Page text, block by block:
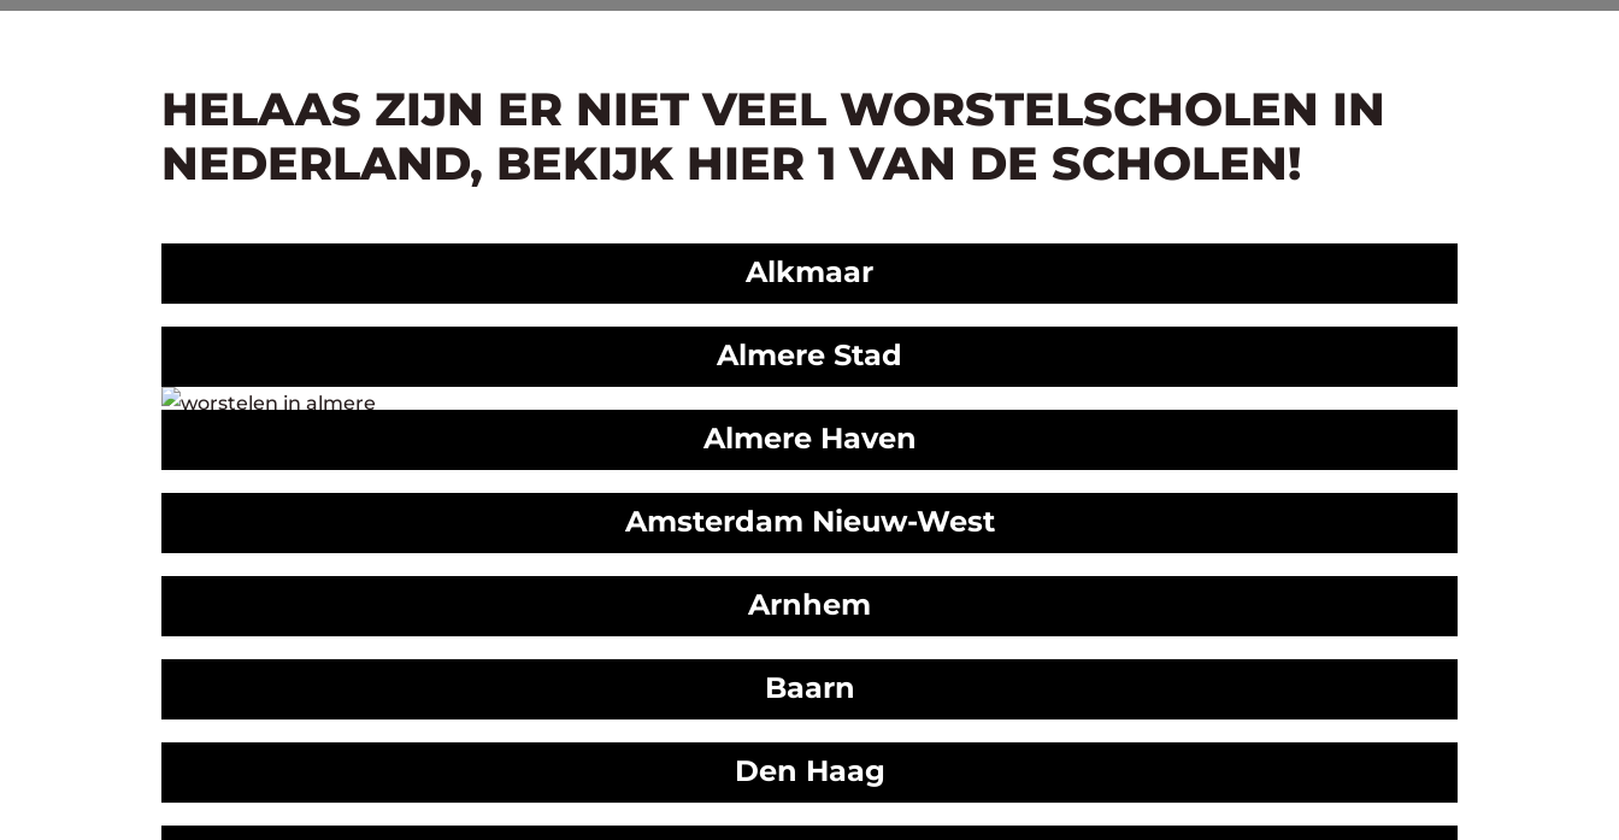
HELAAS ZIJN ER NIET VEEL WORSTELSCHOLEN IN
NEDERLAND, BEKIJK HIER 1 VAN DE SCHOLEN!
Alkmaar
Almere Stad
Almere Haven
Amsterdam Nieuw-West
Arnhem
Baarn
Den Haag